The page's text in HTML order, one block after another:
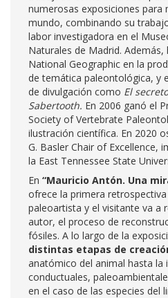
numerosas exposiciones para
mundo, combinando su
labor investigadora en el
Naturales de Madrid.
National Geographic en la
de temática paleontológica, y
de divulgación como El
Sabertooth. En 2006 ganó el
Society of Vertebrate
ilustración científica. En 2020
G. Basler Chair of Excellence,
la East Tennessee State
En “Mauricio Antón. Una
ofrece la primera
paleoartista y el visitante va a
autor, el proceso de
fósiles. A lo largo de la
distintas etapas de
anatómico del animal hasta la
conductuales,
en el caso de las especies del